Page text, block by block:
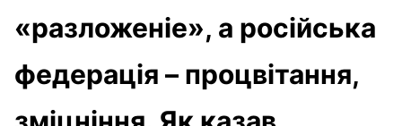
«разложеніе», а російська
федерація – процвітання,